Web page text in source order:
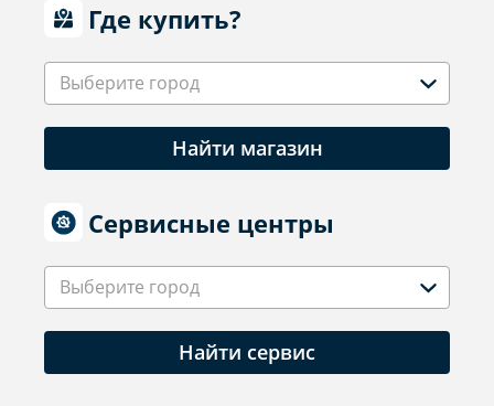
Где купить?
Выберите город
Найти магазин
Сервисные центры
Выберите город
Найти сервис